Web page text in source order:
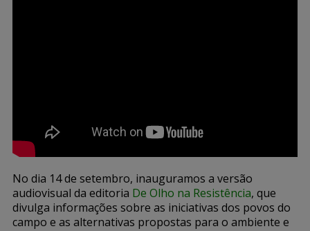
No dia 14 de setembro, inauguramos a versão
audiovisual da editoria De Olho na Resistência, que
divulga informações sobre as iniciativas dos povos do
campo e as alternativas propostas para o ambiente e